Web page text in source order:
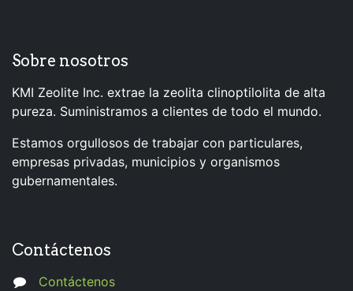
Sobre nosotros
KMI Zeolite Inc. extrae la zeolita clinoptilolita de alta
pureza. Suministramos a clientes de todo el mundo.
Estamos orgullosos de trabajar con particulares,
empresas privadas, municipios y organismos
gubernamentales.
Contáctenos
Contáctenos